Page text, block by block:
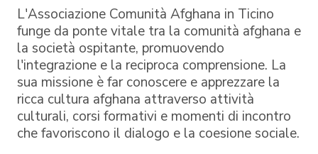
L'Associazione Comunità Afghana in Ticino
funge da ponte vitale tra la comunità afghana e
la società ospitante, promuovendo
l'integrazione e la reciproca comprensione. La
sua missione è far conoscere e apprezzare la
ricca cultura afghana attraverso attività
culturali, corsi formativi e momenti di incontro
che favoriscono il dialogo e la coesione sociale.